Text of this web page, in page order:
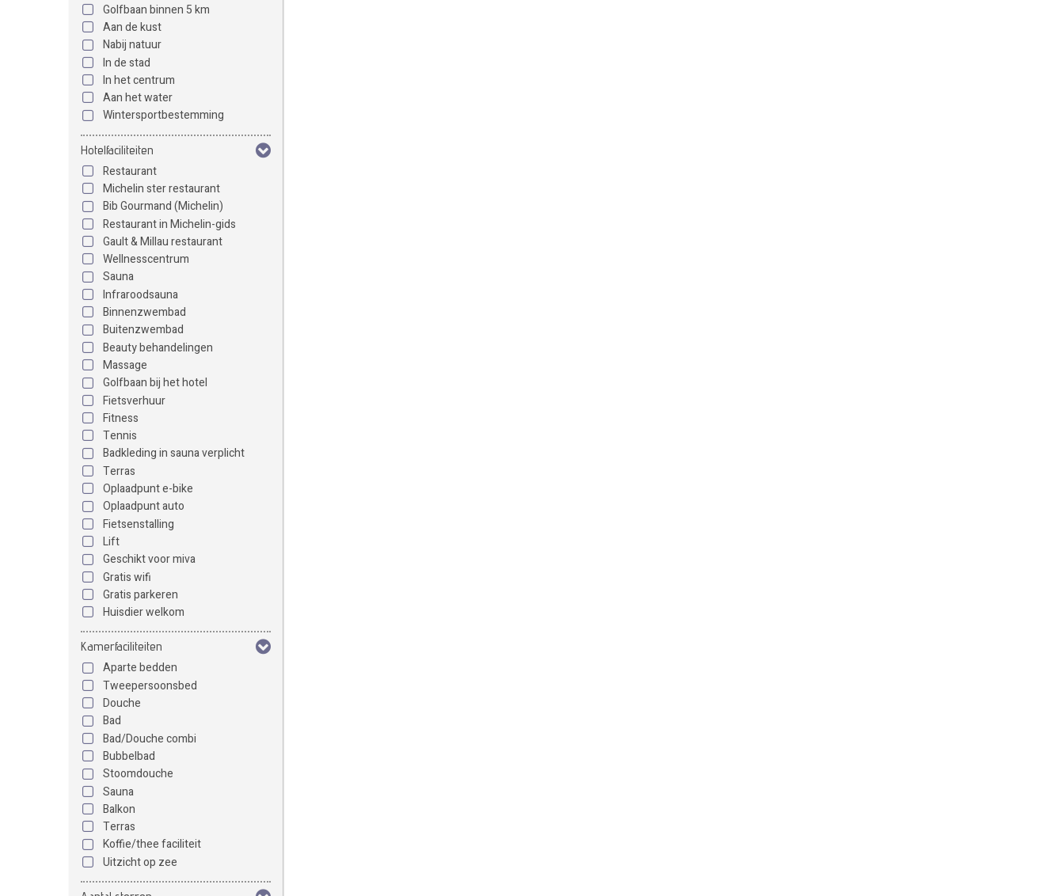
Golfbaan binnen 5 km
Aan de kust
Nabij natuur
In de stad
In het centrum
Aan het water
Wintersportbestemming
Hotelfaciliteiten
Restaurant
Michelin ster restaurant
Bib Gourmand (Michelin)
Restaurant in Michelin-gids
Gault & Millau restaurant
Wellnesscentrum
Sauna
Infraroodsauna
Binnenzwembad
Buitenzwembad
Beauty behandelingen
Massage
Golfbaan bij het hotel
Fietsverhuur
Fitness
Tennis
Badkleding in sauna verplicht
Terras
Oplaadpunt e-bike
Oplaadpunt auto
Fietsenstalling
Lift
Geschikt voor miva
Gratis wifi
Gratis parkeren
Huisdier welkom
Kamerfaciliteiten
Aparte bedden
Tweepersoonsbed
Douche
Bad
Bad/Douche combi
Bubbelbad
Stoomdouche
Sauna
Balkon
Terras
Koffie/thee faciliteit
Uitzicht op zee